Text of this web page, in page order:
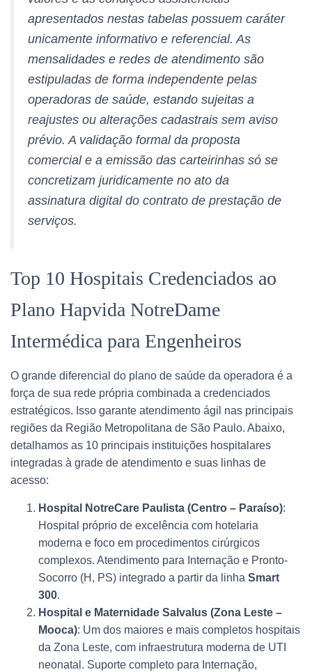
apresentados nestas tabelas possuem caráter
unicamente informativo e referencial. As
mensalidades e redes de atendimento são
estipuladas de forma independente pelas
operadoras de saúde, estando sujeitas a
reajustes ou alterações cadastrais sem aviso
prévio. A validação formal da proposta
comercial e a emissão das carteirinhas só se
concretizam juridicamente no ato da
assinatura digital do contrato de prestação de
serviços.
Top 10 Hospitais Credenciados ao
Plano Hapvida NotreDame
Intermédica para Engenheiros
O grande diferencial do plano de saúde da operadora é a
força de sua rede própria combinada a credenciados
estratégicos. Isso garante atendimento ágil nas principais
regiões da Região Metropolitana de São Paulo. Abaixo,
detalhamos as 10 principais instituições hospitalares
integradas à grade de atendimento e suas linhas de
acesso:
Hospital NotreCare Paulista (Centro – Paraíso):
Hospital próprio de excelência com hotelaria
moderna e foco em procedimentos cirúrgicos
complexos. Atendimento para Internação e Pronto-
Socorro (H, PS) integrado a partir da linha Smart
300.
Hospital e Maternidade Salvalus (Zona Leste –
Mooca): Um dos maiores e mais completos hospitais
da Zona Leste, com infraestrutura moderna de UTI
neonatal. Suporte completo para Internação,